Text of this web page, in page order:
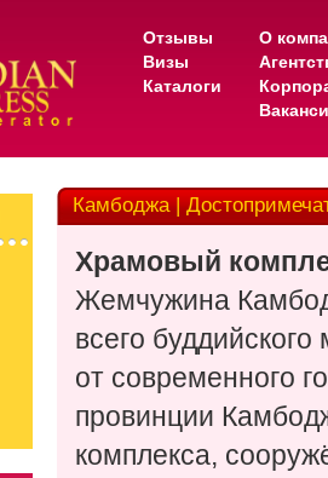
Отзывы
Визы
Каталоги
О
Камбоджа |
Храмовый
Жемчужина
всего
от современного
провинции
комплекса,